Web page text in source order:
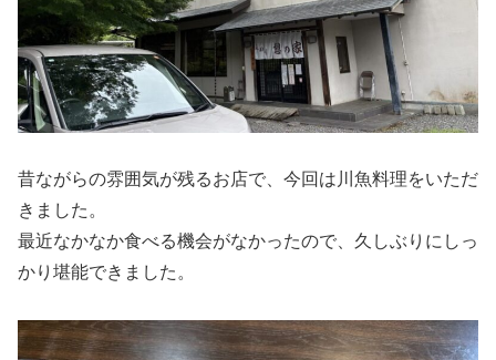
昔ながらの雰囲気が残るお店で、今回は川魚料理をいただ
きました。
最近なかなか食べる機会がなかったので、久しぶりにしっ
かり堪能できました。